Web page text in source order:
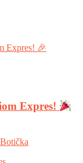
Expres!